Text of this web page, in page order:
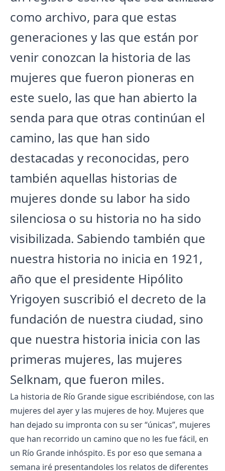
como archivo, para que estas
generaciones y las que están por
venir conozcan la historia de las
mujeres que fueron pioneras en
este suelo, las que han abierto la
senda para que otras continúan el
camino, las que han sido
destacadas y reconocidas, pero
también aquellas historias de
mujeres donde su labor ha sido
silenciosa o su historia no ha sido
visibilizada. Sabiendo también que
nuestra historia no inicia en 1921,
año que el presidente Hipólito
Yrigoyen suscribió el decreto de la
fundación de nuestra ciudad, sino
que nuestra historia inicia con las
primeras mujeres, las mujeres
Selknam, que fueron miles.
La historia de Río Grande sigue escribiéndose, con las
mujeres del ayer y las mujeres de hoy. Mujeres que
han dejado su impronta con su ser “únicas”, mujeres
que han recorrido un camino que no les fue fácil, en
un Río Grande inhóspito. Es por eso que semana a
semana iré presentandoles los relatos de diferentes